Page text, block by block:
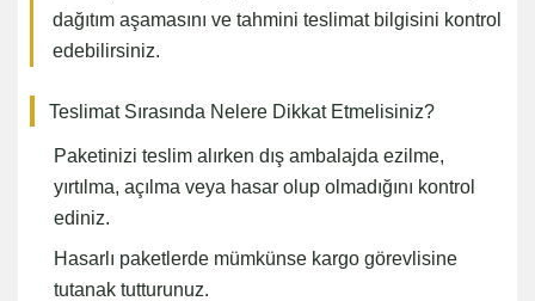
dağıtım aşamasını ve tahmini teslimat bilgisini kontrol
edebilirsiniz.
Teslimat Sırasında Nelere Dikkat Etmelisiniz?
Paketinizi teslim alırken dış ambalajda ezilme,
yırtılma, açılma veya hasar olup olmadığını kontrol
ediniz.
Hasarlı paketlerde mümkünse kargo görevlisine
tutanak tutturunuz.